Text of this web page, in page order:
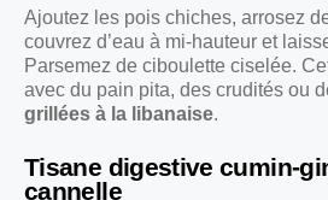
Ajoutez les pois chiches, arrosez
couvrez d’eau à mi-hauteur et
Parsemez de ciboulette ciselée.
avec du pain pita, des crudités ou
grillées à la libanaise.
Tisane digestive cumin-
cannelle